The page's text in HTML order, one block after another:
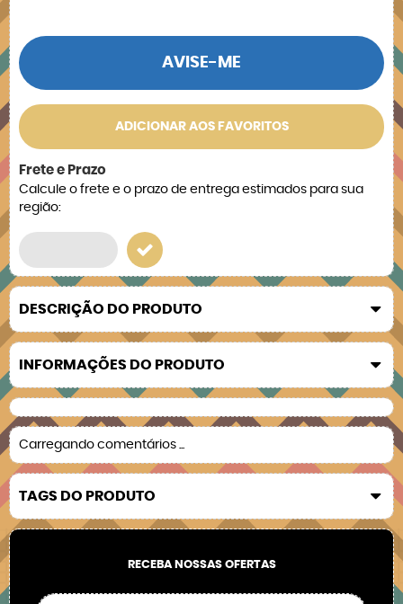
AVISE-ME
ADICIONAR AOS FAVORITOS
Frete e Prazo
Calcule o frete e o prazo de entrega estimados para sua
região:
DESCRIÇÃO DO PRODUTO
INFORMAÇÕES DO PRODUTO
Carregando comentários ...
TAGS DO PRODUTO
RECEBA NOSSAS OFERTAS